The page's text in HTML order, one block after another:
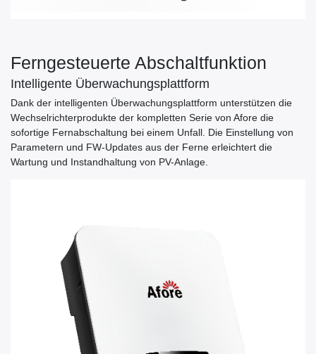
Ferngesteuerte Abschaltfunktion
Intelligente Überwachungsplattform
Dank der intelligenten Überwachungsplattform unterstützen die
Wechselrichterprodukte der kompletten Serie von Afore die
sofortige Fernabschaltung bei einem Unfall. Die Einstellung von
Parametern und FW-Updates aus der Ferne erleichtert die
Wartung und Instandhaltung von PV-Anlage.